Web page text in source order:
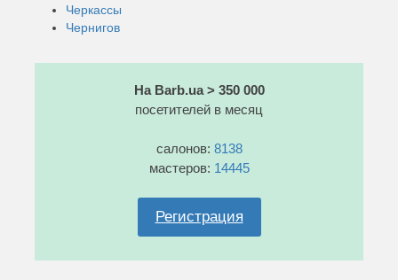
Черкассы
Чернигов
На Barb.ua > 350 000
посетителей в месяц
салонов: 8138
мастеров: 14445
Регистрация